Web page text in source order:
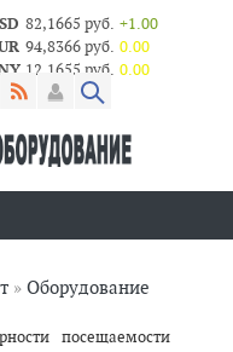
82,1665 руб. +1.00
94,8366 руб. 0.00
12,1655 руб. 0.00
» Оборудование
посещаемости